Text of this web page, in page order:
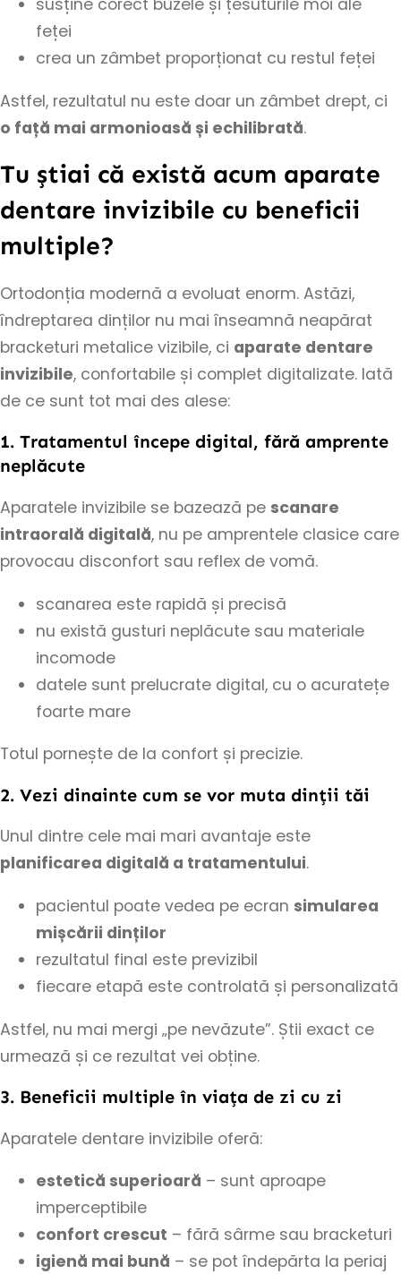
susține corect buzele și țesuturile moi ale
feței
crea un zâmbet proporționat cu restul feței
Astfel, rezultatul nu este doar un zâmbet drept, ci
o față mai armonioasă și echilibrată.
Tu știai că există acum aparate
dentare invizibile cu beneficii
multiple?
Ortodonția modernă a evoluat enorm. Astăzi,
îndreptarea dinților nu mai înseamnă neapărat
bracketuri metalice vizibile, ci aparate dentare
invizibile, confortabile și complet digitalizate. Iată
de ce sunt tot mai des alese:
1. Tratamentul începe digital, fără amprente
neplăcute
Aparatele invizibile se bazează pe scanare
intraorală digitală, nu pe amprentele clasice care
provocau disconfort sau reflex de vomă.
scanarea este rapidă și precisă
nu există gusturi neplăcute sau materiale
incomode
datele sunt prelucrate digital, cu o acuratețe
foarte mare
Totul pornește de la confort și precizie.
2. Vezi dinainte cum se vor muta dinții tăi
Unul dintre cele mai mari avantaje este
planificarea digitală a tratamentului.
pacientul poate vedea pe ecran simularea
mișcării dinților
rezultatul final este previzibil
fiecare etapă este controlată și personalizată
Astfel, nu mai mergi „pe nevăzute”. Știi exact ce
urmează și ce rezultat vei obține.
3. Beneficii multiple în viața de zi cu zi
Aparatele dentare invizibile oferă:
estetică superioară – sunt aproape
imperceptibile
confort crescut – fără sârme sau bracketuri
igienă mai bună – se pot îndepărta la periaj